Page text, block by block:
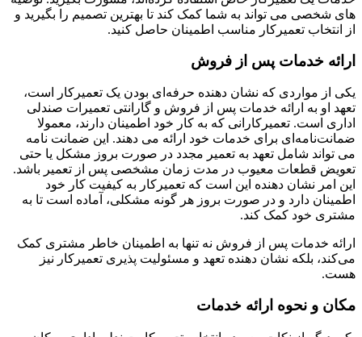
‌های شخصی می ‌تواند به شما کمک کند تا بهترین تصمیم را بگیرید و
از انتخاب تعمیرکار مناسب اطمینان حاصل کنید.
ارائه خدمات پس از فروش
یکی از مواردی که نشان ‌دهنده حرفه‌ای بودن یک تعمیرکار است،
تعهد او به ارائه خدمات پس از فروش و گارانتی تعمیرات صندلی
اداری است. تعمیرکارانی که به کار خود اطمینان دارند، معمولا
ضمانت‌نامه‌ای برای خدمات خود ارائه می‌ دهند. این ضمانت ‌نامه
می ‌تواند شامل تعهد به تعمیر مجدد در صورت بروز مشکل یا حتی
تعویض قطعات معیوب در مدت زمان مشخصی پس از تعمیر باشد.
این امر نشان ‌دهنده این است که تعمیرکار به کیفیت کار خود
اطمینان دارد و در صورت بروز هر گونه مشکلی، آماده است تا به
مشتری خود کمک کند.
ارائه خدمات پس از فروش نه تنها به اطمینان خاطر مشتری کمک
می‌کند، بلکه نشان‌ دهنده تعهد و مسئولیت ‌پذیری تعمیرکار نیز
هست.
مکان و نحوه ارائه خدمات